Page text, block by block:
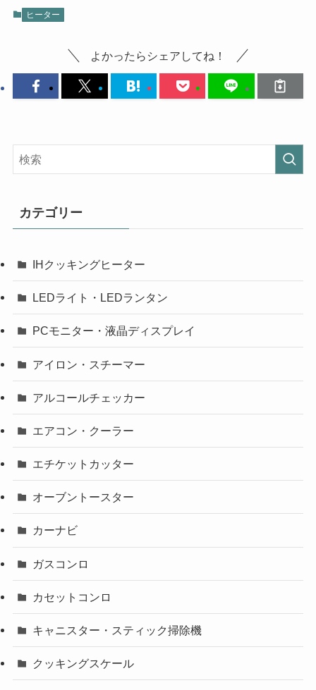
ヒーター
よかったらシェアしてね！
カテゴリー
IHクッキングヒーター
LEDライト・LEDランタン
PCモニター・液晶ディスプレイ
アイロン・スチーマー
アルコールチェッカー
エアコン・クーラー
エチケットカッター
オーブントースター
カーナビ
ガスコンロ
カセットコンロ
キャニスター・スティック掃除機
クッキングスケール